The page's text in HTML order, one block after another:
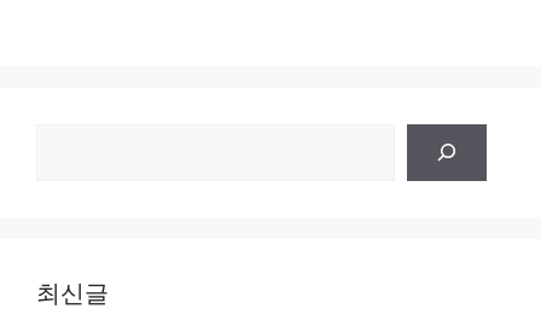
최신글